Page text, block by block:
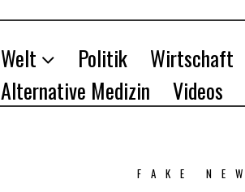
Welt Politik Wirtschaft
Alternative Medizin
Videos
FAKE